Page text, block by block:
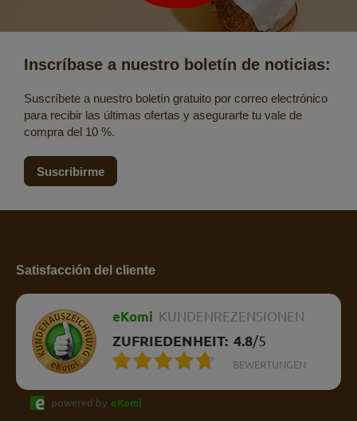
Inscríbase a nuestro boletín de noticias:
Suscríbete a nuestro boletín gratuito por correo electrónico
para recibir las últimas ofertas y asegurarte tu vale de
compra del 10 %.
Suscribirme
Satisfacción del cliente
eKomi KUNDENREZENSIONEN
ZUFRIEDENHEIT: 4.8/5
BEWERTUNGEN
powered by eKomi